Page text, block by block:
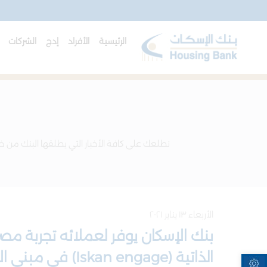
Open toolbar
الرئيسية الأفراد إدج الشركات
نطلعك على كافة الأخبار التي يطلقها البنك من
بنك الإسكان يوفر لعملائه تجربة
الذاتية (Iskan engage) في مبنى الإدارة العامة